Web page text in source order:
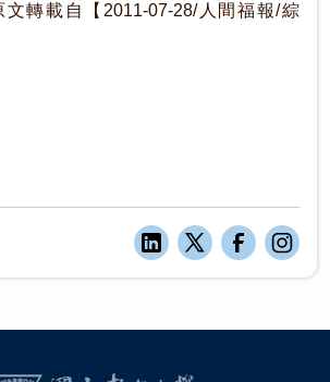
文轉載自【2011-07-28/人間福報/綜